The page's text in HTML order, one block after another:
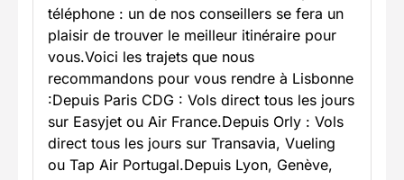
téléphone : un de nos conseillers se fera un
plaisir de trouver le meilleur itinéraire pour
vous.Voici les trajets que nous
recommandons pour vous rendre à Lisbonne
:Depuis Paris CDG : Vols direct tous les jours
sur Easyjet ou Air France.Depuis Orly : Vols
direct tous les jours sur Transavia, Vueling
ou Tap Air Portugal.Depuis Lyon, Genève,